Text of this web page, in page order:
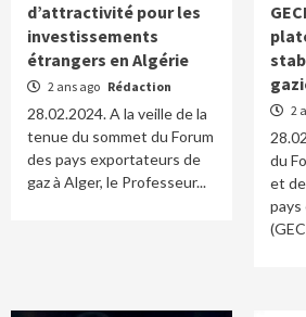
d’attractivité pour les
investissements
étrangers en Algérie
2 ans ago Rédaction
28.02.2024. A la veille de la
tenue du sommet du Forum
des pays exportateurs de
gaz à Alger, le Professeur...
2
du
et
pays